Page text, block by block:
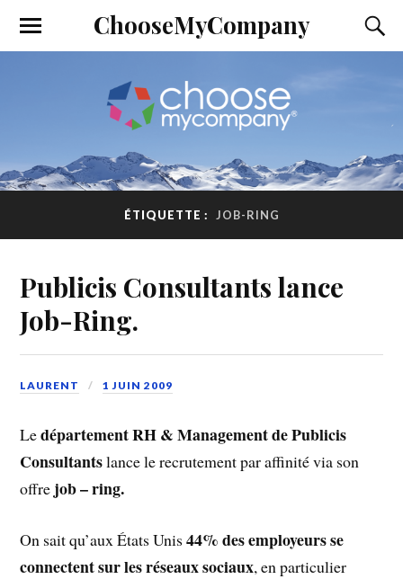
ChooseMyCompany
ÉTIQUETTE : JOB-RING
Publicis Consultants lance
Job-Ring.
LAURENT 1 JUIN 2009
Ledépartement RH & Management de Publicis
Consultantslance le recrutement par affinité via son
offre job – ring.
On sait qu’aux États Unis44% des employeurs se
connectent sur les réseaux sociaux, en particulier